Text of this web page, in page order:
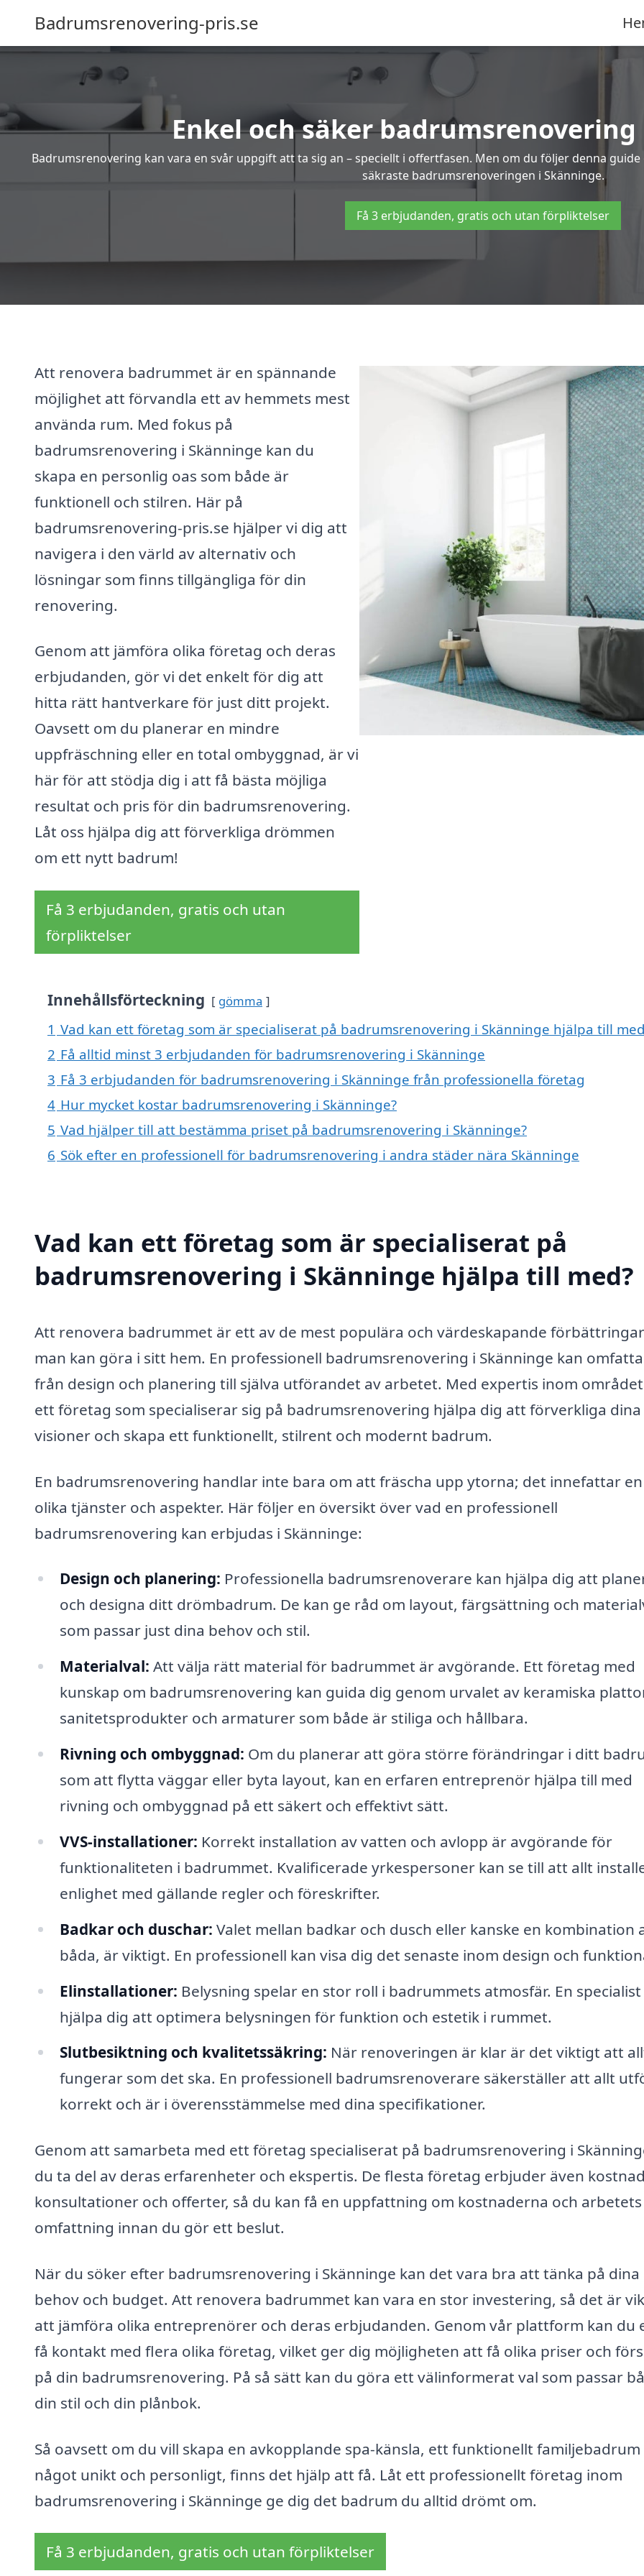
Badrumsrenovering-pris.se
Enkel och säker
Badrumsrenovering kan vara en svår uppgift att ta sig an – speciellt i offertfasen. Men om du följer denna
säkraste badrumsrenoveringen i Skänninge.
Få 3 erbjudanden, gratis och utan förpliktelser
Att renovera badrummet är en spännande
möjlighet att förvandla ett av hemmets mest
använda rum. Med fokus på
badrumsrenovering i Skänninge kan du
skapa en personlig oas som både är
funktionell och stilren. Här på
badrumsrenovering-pris.se hjälper vi dig att
navigera i den värld av alternativ och
lösningar som finns tillgängliga för din
renovering.
Genom att jämföra olika företag och deras
erbjudanden, gör vi det enkelt för dig att
hitta rätt hantverkare för just ditt projekt.
Oavsett om du planerar en mindre
uppfräschning eller en total ombyggnad, är vi
här för att stödja dig i att få bästa möjliga
resultat och pris för din badrumsrenovering.
Låt oss hjälpa dig att förverkliga drömmen
om ett nytt badrum!
Få 3 erbjudanden, gratis och utan
förpliktelser
Innehållsförteckning gömma
1 Vad kan ett företag som är specialiserat på badrumsrenovering i Skänninge hjälpa till
2 Få alltid minst 3 erbjudanden för badrumsrenovering i Skänninge
3 Få 3 erbjudanden för badrumsrenovering i Skänninge från professionella företag
4 Hur mycket kostar badrumsrenovering i Skänninge?
5 Vad hjälper till att bestämma priset på badrumsrenovering i Skänninge?
6 Sök efter en professionell för badrumsrenovering i andra städer nära Skänninge
Vad kan ett företag som är specialiserat på
badrumsrenovering i Skänninge hjälpa till med?
Att renovera badrummet är ett av de mest populära och värdeskapande
man kan göra i sitt hem. En professionell badrumsrenovering i Skänninge kan
från design och planering till själva utförandet av arbetet. Med expertis inom
ett företag som specialiserar sig på badrumsrenovering hjälpa dig att förverkliga dina
visioner och skapa ett funktionellt, stilrent och modernt badrum.
En badrumsrenovering handlar inte bara om att fräscha upp ytorna; det innefattar
olika tjänster och aspekter. Här följer en översikt över vad en professionell
badrumsrenovering kan erbjudas i Skänninge:
Design och planering: Professionella badrumsrenoverare kan hjälpa dig att
och designa ditt drömbadrum. De kan ge råd om layout, färgsättning och
som passar just dina behov och stil.
Materialval: Att välja rätt material för badrummet är avgörande. Ett företag med
kunskap om badrumsrenovering kan guida dig genom urvalet av keramiska
sanitetsprodukter och armaturer som både är stiliga och hållbara.
Rivning och ombyggnad: Om du planerar att göra större förändringar i ditt
som att flytta väggar eller byta layout, kan en erfaren entreprenör hjälpa till med
rivning och ombyggnad på ett säkert och effektivt sätt.
VVS-installationer: Korrekt installation av vatten och avlopp är avgörande för
funktionaliteten i badrummet. Kvalificerade yrkespersoner kan se till att allt
enlighet med gällande regler och föreskrifter.
Badkar och duschar: Valet mellan badkar och dusch eller kanske en kombination
båda, är viktigt. En professionell kan visa dig det senaste inom design och
Elinstallationer: Belysning spelar en stor roll i badrummets atmosfär. En
hjälpa dig att optimera belysningen för funktion och estetik i rummet.
Slutbesiktning och kvalitetssäkring: När renoveringen är klar är det viktigt att
fungerar som det ska. En professionell badrumsrenoverare säkerställer att allt
korrekt och är i överensstämmelse med dina specifikationer.
Genom att samarbeta med ett företag specialiserat på badrumsrenovering i
du ta del av deras erfarenheter och ekspertis. De flesta företag erbjuder även
konsultationer och offerter, så du kan få en uppfattning om kostnaderna och arbetets
omfattning innan du gör ett beslut.
När du söker efter badrumsrenovering i Skänninge kan det vara bra att tänka på dina
behov och budget. Att renovera badrummet kan vara en stor investering, så det är
att jämföra olika entreprenörer och deras erbjudanden. Genom vår plattform kan du
få kontakt med flera olika företag, vilket ger dig möjligheten att få olika priser och
på din badrumsrenovering. På så sätt kan du göra ett välinformerat val som passar
din stil och din plånbok.
Så oavsett om du vill skapa en avkopplande spa-känsla, ett funktionellt
något unikt och personligt, finns det hjälp att få. Låt ett professionellt företag inom
badrumsrenovering i Skänninge ge dig det badrum du alltid drömt om.
Få 3 erbjudanden, gratis och utan förpliktelser